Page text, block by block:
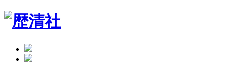
Skip
content